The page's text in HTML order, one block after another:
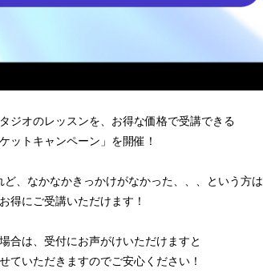
ジオのレッスンを、お得な価格で受講できる
ットキャンペーン」を開催！
、なかなかきっかけがなかった、、、という方は
得にご受講いただけます！
合は、受付にお声がけいただけますと
ていただきますのでご安心ください！